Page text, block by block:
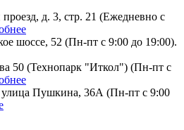
д. 3, стр. 21 (Ежедневно с
шоссе, 52 (Пн-пт с 9:00 до 19:00).
50 (​Технопарк "Иткол") (Пн-пт с
улица Пушкина, 36А (Пн-пт с 9:00